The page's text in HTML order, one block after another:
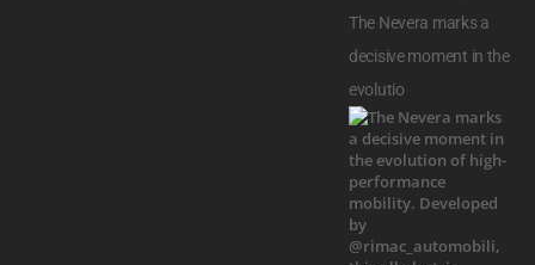
The Nevera marks a
decisive moment in the
evolutio